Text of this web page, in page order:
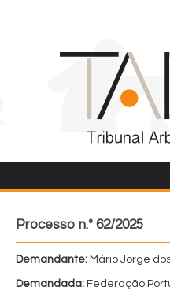
Processo n.º 62/2025
Demandante: Mário Jorge
Demandada: Federação